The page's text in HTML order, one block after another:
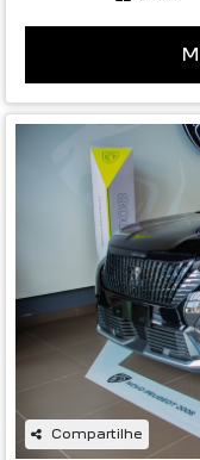
Compartilhe